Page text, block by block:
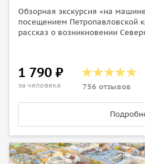
Обзорная экскурсия «на
посещением Петропавловской
рассказ о возникновении
1 790 ₽
за человека 756 отзывов